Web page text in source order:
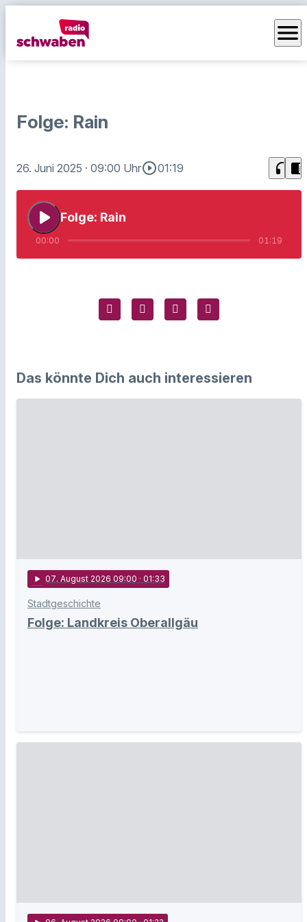
menu
Folge: Rain
26. Juni 2025 · 09:00 Uhrplay_circle_outline01:19 headphones chrome_reader_mode
play_arrow Folge: Rain
00:00 01:19
Das könnte Dich auch interessieren
play_arrow 07. August 2026 09:00 · 01:33
Stadtgeschichte
Folge: Landkreis Oberallgäu